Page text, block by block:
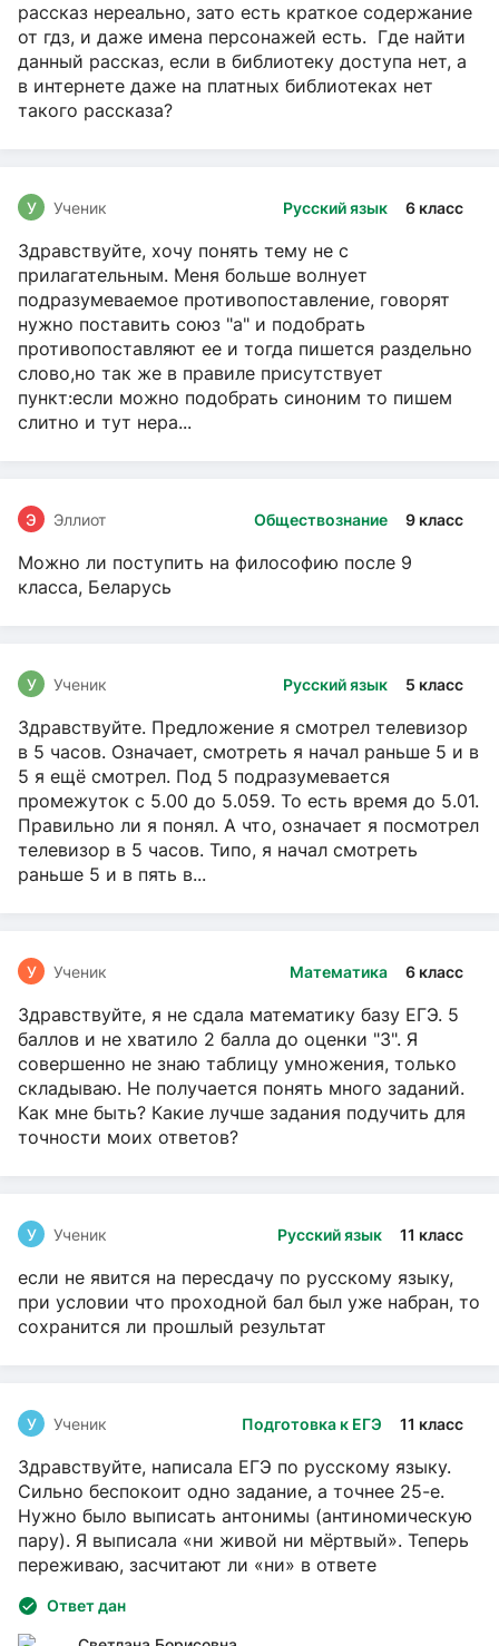
рассказ нереально, зато есть краткое содержание
от гдз, и даже имена персонажей есть. Где найти
данный рассказ, если в библиотеку доступа нет, а
в интернете даже на платных библиотеках нет
такого рассказа?
Русский язык 6 класс
У Ученик
Здравствуйте, хочу понять тему не с
прилагательным. Меня больше волнует
подразумеваемое противопоставление, говорят
нужно поставить союз "а" и подобрать
противопоставляют ее и тогда пишется раздельно
слово,но так же в правиле присутствует
пункт:если можно подобрать синоним то пишем
слитно и тут нера...
Обществознание 9 класс
Э Эллиот
Можно ли поступить на философию после 9
класса, Беларусь
Русский язык 5 класс
У Ученик
Здравствуйте. Предложение я смотрел телевизор
в 5 часов. Означает, смотреть я начал раньше 5 и в
5 я ещё смотрел. Под 5 подразумевается
промежуток с 5.00 до 5.059. То есть время до 5.01.
Правильно ли я понял. А что, означает я посмотрел
телевизор в 5 часов. Типо, я начал смотреть
раньше 5 и в пять в...
Математика 6 класс
У Ученик
Здравствуйте, я не сдала математику базу ЕГЭ. 5
баллов и не хватило 2 балла до оценки "3". Я
совершенно не знаю таблицу умножения, только
складываю. Не получается понять много заданий.
Как мне быть? Какие лучше задания подучить для
точности моих ответов?
Русский язык 11 класс
У Ученик
если не явится на пересдачу по русскому языку,
при условии что проходной бал был уже набран, то
сохранится ли прошлый результат
Подготовка к ЕГЭ 11 класс
У Ученик
Здравствуйте, написала ЕГЭ по русскому языку.
Сильно беспокоит одно задание, а точнее 25-е.
Нужно было выписать антонимы (антиномическую
пару). Я выписала «ни живой ни мёртвый». Теперь
переживаю, засчитают ли «ни» в ответе
Ответ дан